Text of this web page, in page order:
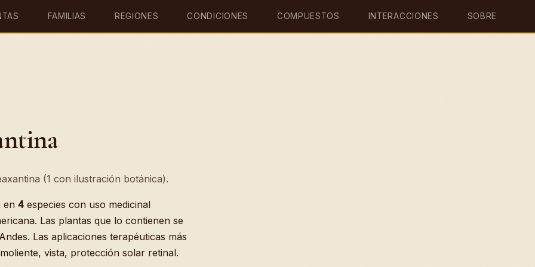
FAMILIAS REGIONES CONDICIONES COMPUESTOS INTERACCIONES SOBRE
(1 con ilustración botánica).
en 4 especies con uso medicinal
Las plantas que lo contienen se
Las aplicaciones terapéuticas más
vista, protección solar retinal.